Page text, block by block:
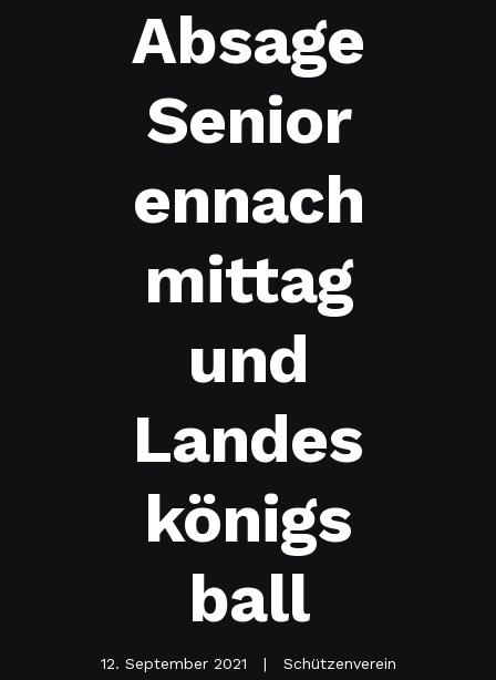
Absage
Senior
ennach
mittag
und
Landes
königs
ball
12. September 2021
Schützenverein